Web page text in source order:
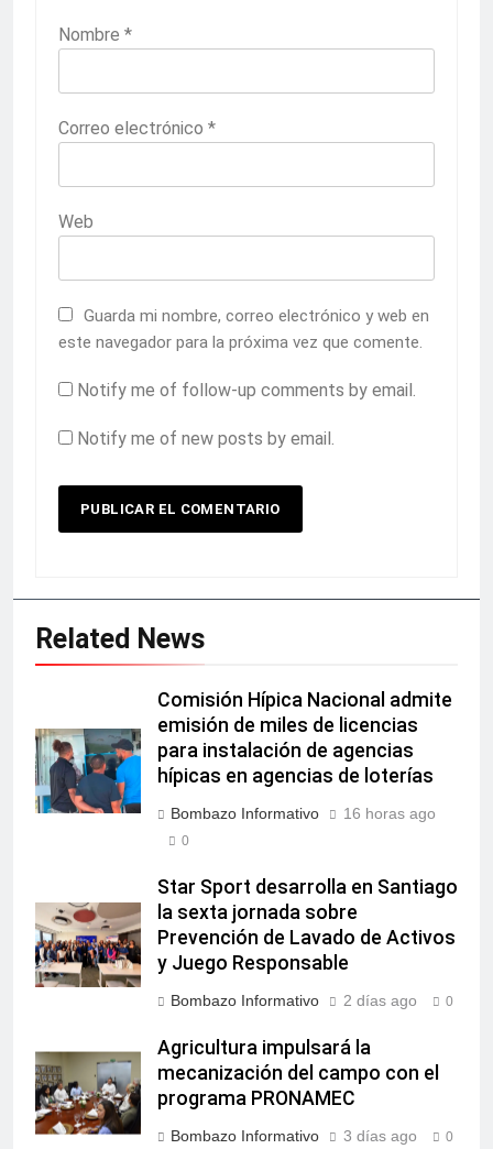
Nombre *
Correo electrónico *
Web
Guarda mi nombre, correo electrónico y web en
este navegador para la próxima vez que comente.
Notify me of follow-up comments by email.
Notify me of new posts by email.
Related News
Comisión Hípica Nacional admite
emisión de miles de licencias
para instalación de agencias
hípicas en agencias de loterías
Bombazo Informativo 16 horas ago
0
Star Sport desarrolla en Santiago
la sexta jornada sobre
Prevención de Lavado de Activos
y Juego Responsable
Bombazo Informativo 2 días ago 0
Agricultura impulsará la
mecanización del campo con el
programa PRONAMEC
Bombazo Informativo 3 días ago 0